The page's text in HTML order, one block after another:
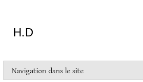
H.D
Navigation dans le site